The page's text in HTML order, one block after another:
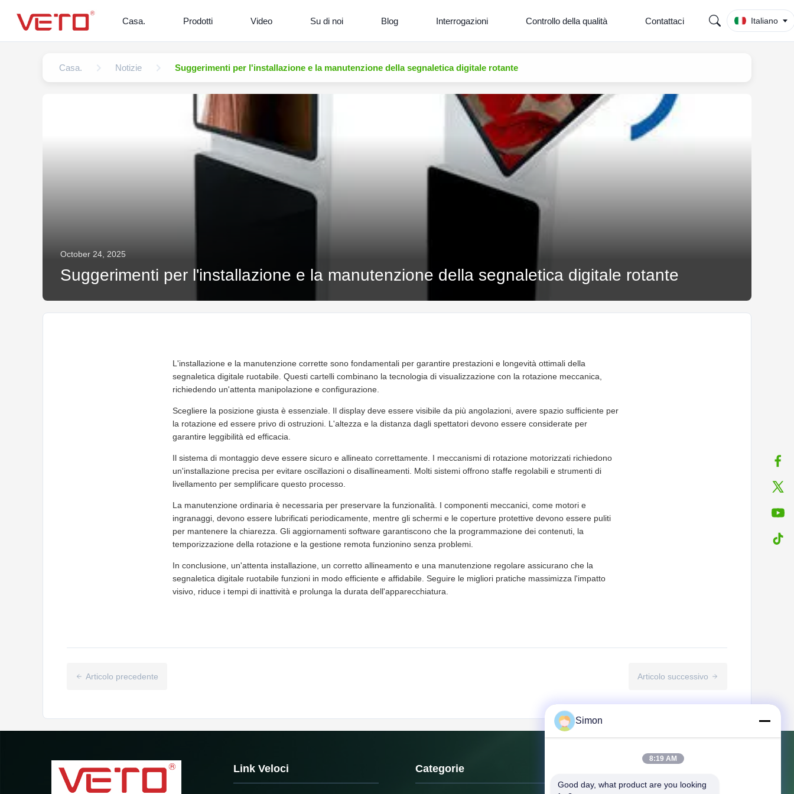
Casa. Prodotti Video Su di noi Blog Interrogazioni Controllo della qualità Contattaci Italiano
Casa. Notizie Suggerimenti per l'installazione e la manutenzione della segnaletica digitale rotante
October 24, 2025
Suggerimenti per l'installazione e la manutenzione della segnaletica digitale rotante
L'installazione e la manutenzione corrette sono fondamentali per garantire prestazioni e longevità ottimali della
segnaletica digitale ruotabile. Questi cartelli combinano la tecnologia di visualizzazione con la rotazione meccanica,
richiedendo un'attenta manipolazione e configurazione.
Scegliere la posizione giusta è essenziale. Il display deve essere visibile da più angolazioni, avere spazio sufficiente per
la rotazione ed essere privo di ostruzioni. L'altezza e la distanza dagli spettatori devono essere considerate per
garantire leggibilità ed efficacia.
Il sistema di montaggio deve essere sicuro e allineato correttamente. I meccanismi di rotazione motorizzati richiedono
un'installazione precisa per evitare oscillazioni o disallineamenti. Molti sistemi offrono staffe regolabili e strumenti di
livellamento per semplificare questo processo.
La manutenzione ordinaria è necessaria per preservare la funzionalità. I componenti meccanici, come motori e
ingranaggi, devono essere lubrificati periodicamente, mentre gli schermi e le coperture protettive devono essere puliti
per mantenere la chiarezza. Gli aggiornamenti software garantiscono che la programmazione dei contenuti, la
temporizzazione della rotazione e la gestione remota funzionino senza problemi.
In conclusione, un'attenta installazione, un corretto allineamento e una manutenzione regolare assicurano che la
segnaletica digitale ruotabile funzioni in modo efficiente e affidabile. Seguire le migliori pratiche massimizza l'impatto
visivo, riduce i tempi di inattività e prolunga la durata dell'apparecchiatura.
Articolo precedente Articolo successivo
Link Veloci Categorie
Simon
8:19 AM
Good day, what product are you looking